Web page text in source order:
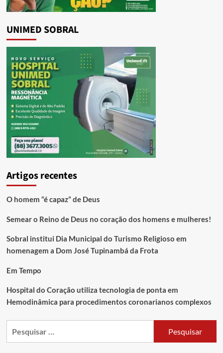
UNIMED SOBRAL
Artigos recentes
O homem “é capaz” de Deus
Semear o Reino de Deus no coração dos homens e mulheres!
Sobral institui Dia Municipal do Turismo Religioso em
homenagem a Dom José Tupinambá da Frota
Em Tempo
Hospital do Coração utiliza tecnologia de ponta em
Hemodinâmica para procedimentos coronarianos complexos